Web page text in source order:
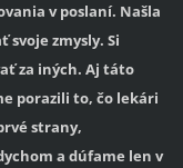
v poslaní. Našla
svoje zmysly. Si
za iných. Aj táto
porazili to, čo lekári
strany,
a dúfame len v